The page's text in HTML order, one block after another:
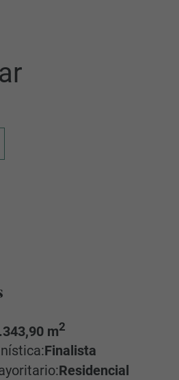
m2
Finalista
Residencial